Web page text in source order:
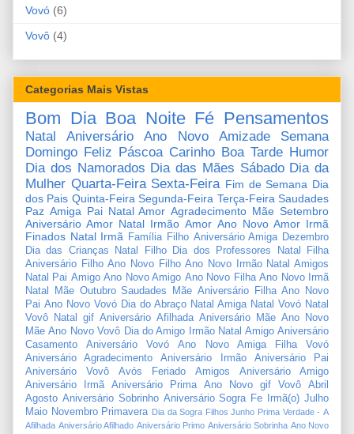
Vovó (6)
Vovô (4)
Categorias Mais Vistas
Bom Dia Boa Noite Fé Pensamentos
Natal Aniversário Ano Novo Amizade
Semana
Domingo Feliz Páscoa Carinho Boa Tarde Humor
Dia dos Namorados Dia das Mães Sábado Dia da
Mulher Quarta-Feira Sexta-Feira Fim de Semana Dia
dos Pais Quinta-Feira Segunda-Feira Terça-Feira Saudades
Paz Amiga Pai Natal Amor Agradecimento Mãe Setembro
Aniversário Amor Natal Irmão Amor Ano Novo Amor Irmã
Finados Natal Irmã Família Filho Aniversário Amiga Dezembro
Dia das Crianças
Natal Filho Dia dos Professores
Natal Filha
Aniversário Filho Ano Novo Filho Ano Novo Irmão Natal Amigos
Natal Pai Amigo Ano Novo Amigo Ano Novo Filha Ano Novo Irmã
Natal Mãe Outubro Saudades Mãe Aniversário Filha Ano Novo
Pai Ano Novo Vovó Dia do Abraço Natal Amiga Natal Vovó Natal
Vovô
Natal gif Aniversário Afilhada Aniversário Mãe Ano Novo
Mãe Ano Novo Vovô Dia do Amigo Irmão Natal Amigo Aniversário
Casamento
Aniversário Vovó Ano Novo Amiga Filha
Vovó
Aniversário Agradecimento
Aniversário Irmão
Aniversário Pai
Aniversário Vovô
Avós Feriado Amigos
Aniversário Amigo
Aniversário Irmã
Aniversário Prima Ano Novo gif Vovô
Abril
Agosto Aniversário Sobrinho Aniversário Sogra Fe Irmã(o) Julho
Maio Novembro Primavera Dia da Sogra Filhos Junho Prima Verdade - A
Afilhada Aniversário Afilhado Aniversário Primo Aniversário Sobrinha Ano Novo